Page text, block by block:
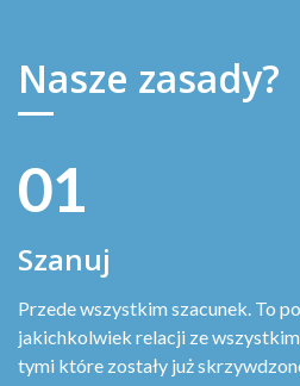
Nasze zasady?
01
Szanuj
Przede wszystkim szacunek. To
jakichkolwiek relacji ze
tymi które zostały już